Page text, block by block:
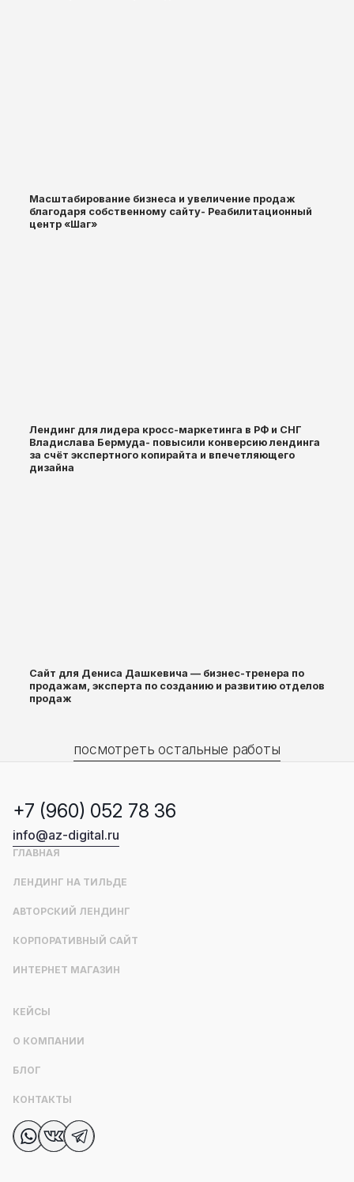
Масштабирование бизнеса и увеличение продаж
благодаря собственному сайту- Реабилитационный
центр «Шаг»
Лендинг для лидера кросс-маркетинга в РФ и СНГ
Владислава Бермуда- повысили конверсию лендинга
за счёт экспертного копирайта и впечетляющего
дизайна
Сайт для Дениса Дашкевича — бизнес-тренера по
продажам, эксперта по созданию и развитию отделов
продаж
посмотреть остальные работы
+7 (960) 052 78 36
info@az-digital.ru
ГЛАВНАЯ
ЛЕНДИНГ НА ТИЛЬДЕ
АВТОРСКИЙ ЛЕНДИНГ
КОРПОРАТИВНЫЙ САЙТ
ИНТЕРНЕТ МАГАЗИН
КЕЙСЫ
О КОМПАНИИ
БЛОГ
КОНТАКТЫ